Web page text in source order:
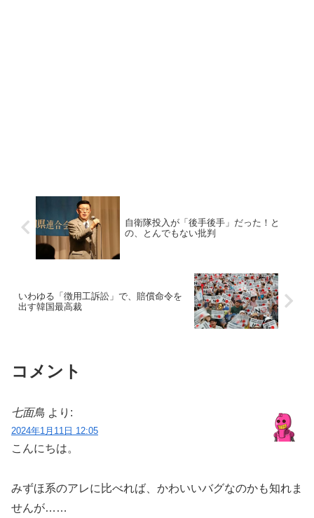
自衛隊投入が「後手後手」だった！と
の、とんでもない批判
いわゆる「徴用工訴訟」で、賠償命令を
出す韓国最高裁
コメント
七面鳥 より:
2024年1月11日 12:05
こんにちは。
みずほ系のアレに比べれば、かわいいバグなのかも知れま
せんが……